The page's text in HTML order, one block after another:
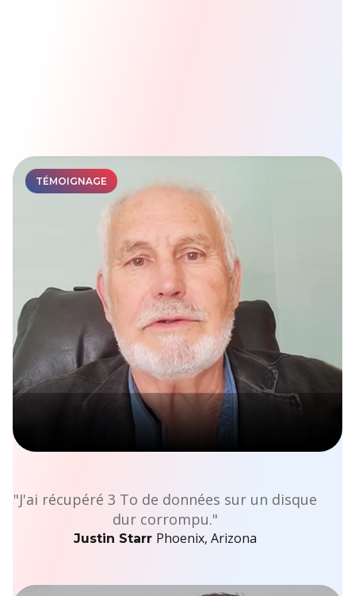
TÉMOIGNAGE
"J'ai récupéré 3 To de données sur un disque
dur corrompu."
Justin Starr Phoenix, Arizona